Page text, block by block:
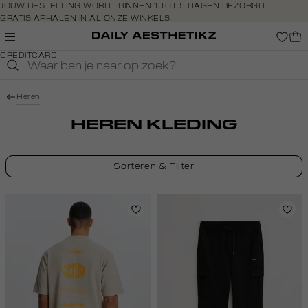
Navigeer
direct naar
de
Open de
direct
JOUW BESTELLING WORDT BINNEN 1 TOT 5 DAGEN BEZORGD
GRATIS AFHALEN IN AL ONZE WINKELS
GRATIS RETOURNEREN BINNEN 14 DAGEN IN DE WINKEL
BETAAL ZOALS JIJ WILT: O.A. IDEAL, RIVERTY, APPLE PAY &
CREDITCARD
Heren
HEREN KLEDING
Sorteren & Filter